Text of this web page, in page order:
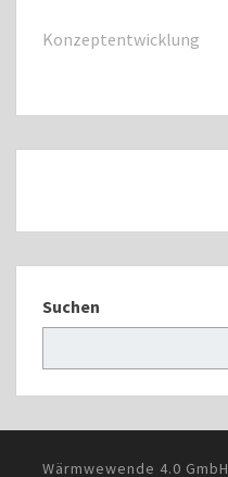
Konzeptentwicklung
Suchen
Wärmwewende 4.0 GmbH